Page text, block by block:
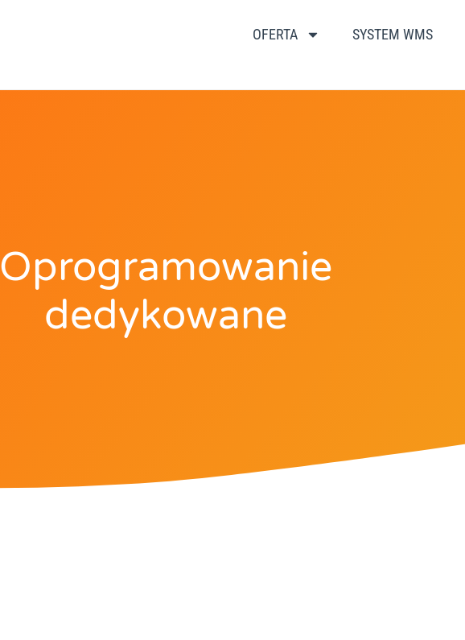
OFERTA SYSTEM WMS
Oprogramowanie
dedykowane